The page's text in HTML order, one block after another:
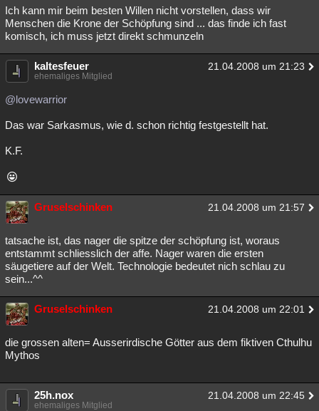
Lesenswert Schlüsselwörter
Ich kann mir beim besten Willen nicht vorstellen, dass wir
Menschen die Krone der Schöpfung sind ... das finde ich fast
komisch, ich muss jetzt direkt schmunzeln
kaltesfeuer 21.04.2008 um 21:23
ehemaliges Mitglied
@lovewarrior
Das war Sarkasmus, wie d. schon richtig festgestellt hat.
K.F.
Gruselschinken 21.04.2008 um 21:57
tatsache ist, das nager die spitze der schöpfung ist, woraus
entstammt schliesslich der affe. Nager waren die ersten
säugetiere auf der Welt. Technologie bedeutet nich schlau zu
sein...^^
Gruselschinken 21.04.2008 um 22:01
die grossen alten= Ausserirdische Götter aus dem fiktiven Cthulhu
Mythos
25h.nox 21.04.2008 um 22:45
ehemaliges Mitglied